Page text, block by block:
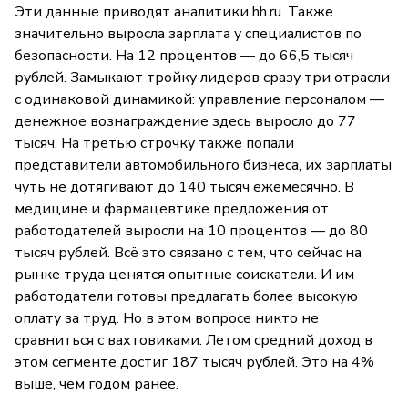
Эти данные приводят аналитики hh.ru. Также
значительно выросла зарплата у специалистов по
безопасности. На 12 процентов — до 66,5 тысяч
рублей. Замыкают тройку лидеров сразу три отрасли
с одинаковой динамикой: управление персоналом —
денежное вознаграждение здесь выросло до 77
тысяч. На третью строчку также попали
представители автомобильного бизнеса, их зарплаты
чуть не дотягивают до 140 тысяч ежемесячно. В
медицине и фармацевтике предложения от
работодателей выросли на 10 процентов — до 80
тысяч рублей. Всё это связано с тем, что сейчас на
рынке труда ценятся опытные соискатели. И им
работодатели готовы предлагать более высокую
оплату за труд. Но в этом вопросе никто не
сравниться с вахтовиками. Летом средний доход в
этом сегменте достиг 187 тысяч рублей. Это на 4%
выше, чем годом ранее.